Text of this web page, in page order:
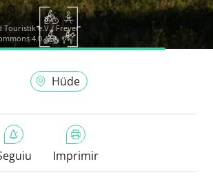
Touristik e.V./ Freyer
4.0
Hüde
Imprimir